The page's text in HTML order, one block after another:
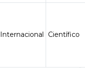
Internacional Científico